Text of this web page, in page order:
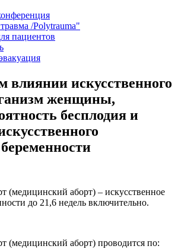
/Polytrauma"
пациентов
влиянии искусственного
женщины,
бесплодия и
(медицинский аборт) – искусственное
до 21,6 недель включительно.
(медицинский аборт) проводится по: